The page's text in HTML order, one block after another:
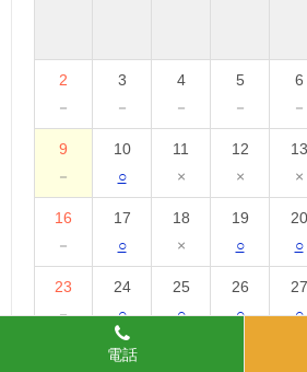
2
－
3
－
4
－
5
－
6
－
9
－
10
○
11
×
12
×
13
×
16
－
17
○
18
×
19
○
20
○
23
－
24
○
25
○
26
○
27
○
31
電話